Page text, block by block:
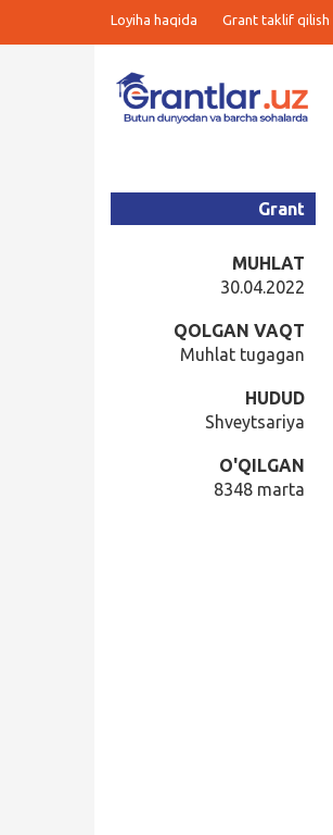
Loyiha haqida Grant taklif qilish
Grant
MUHLAT
30.04.2022
QOLGAN VAQT
Muhlat tugagan
HUDUD
Shveytsariya
O'QILGAN
8348 marta